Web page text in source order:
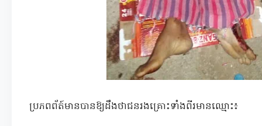
ប្រភពព័ត៍មានបានឱ្យដឹងថាជនរងគ្រោះទាំងពីរមានឈ្មោះ៖